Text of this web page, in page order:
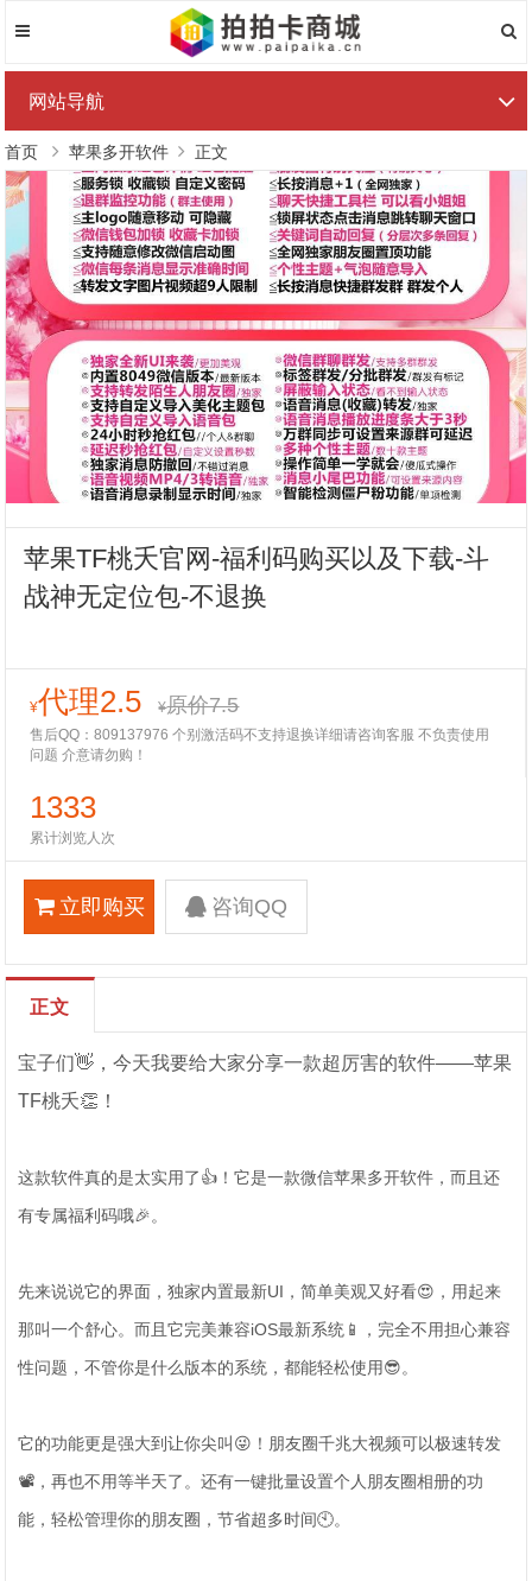
网站导航
首页 苹果多开软件 正文
苹果TF桃夭官网-福利码购买以及下载-斗
战神无定位包-不退换
¥代理2.5 ¥原价7.5
售后QQ：809137976 个别激活码不支持退换详细请咨询客服 不负责使用
问题 介意请勿购！
1333
累计浏览人次
立即购买 咨询QQ
正文
宝子们👋，今天我要给大家分享一款超厉害的软件——苹果
TF桃夭👏！
这款软件真的是太实用了👍！它是一款微信苹果多开软件，而且还
有专属福利码哦🎉。
先来说说它的界面，独家内置最新UI，简单美观又好看😍，用起来
那叫一个舒心。而且它完美兼容iOS最新系统📱，完全不用担心兼容
性问题，不管你是什么版本的系统，都能轻松使用😎。
它的功能更是强大到让你尖叫😜！朋友圈千兆大视频可以极速转发
📽，再也不用等半天了。还有一键批量设置个人朋友圈相册的功
能，轻松管理你的朋友圈，节省超多时间🕙。